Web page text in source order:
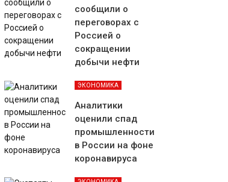
сообщили о
переговорах с
Россией о
сокращении
добычи нефти
ЭКОНОМИКА
Аналитики
оценили спад
промышленности
в России на фоне
коронавируса